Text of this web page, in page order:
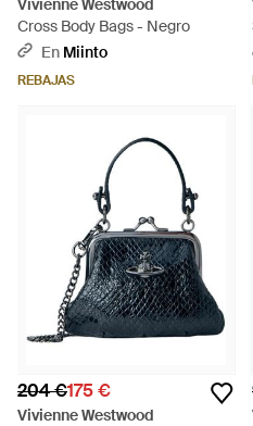
Vivienne Westwood
Cross Body Bags - Negro
En Miinto
REBAJAS
204 €175 €
Vivienne Westwood